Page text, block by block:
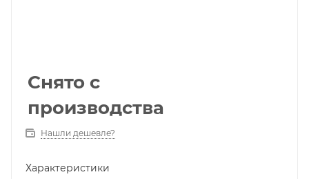
Снято с
производства
Нашли дешевле?
Характеристики